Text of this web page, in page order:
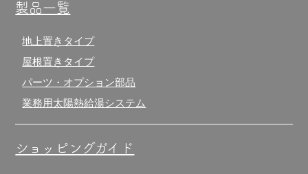
製品一覧
地上置きタイプ
屋根置きタイプ
パーツ・オプション部品
業務用太陽熱給湯システム
ショッピングガイド